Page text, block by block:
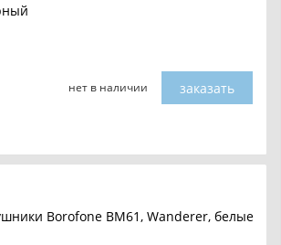
нет в наличии заказать
Borofone BM61, Wanderer, белые